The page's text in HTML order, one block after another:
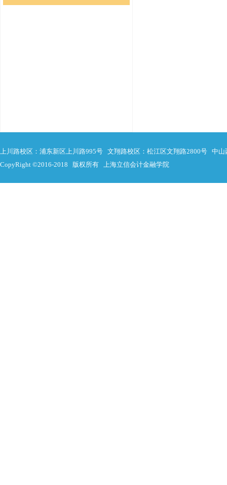
上川路校区：浦东新区上川路995号 文翔路校区：松江区文翔路2800号 中山
CopyRight ©2016-2018 版权所有 上海立信会计金融学院